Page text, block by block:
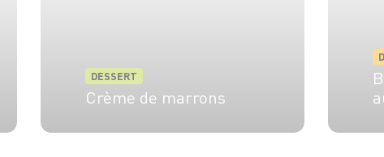
DESSERT
Crème de marrons